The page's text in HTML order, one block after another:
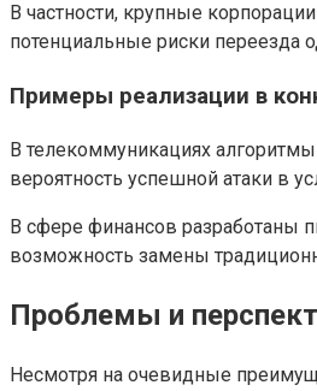
В частности, крупные
потенциальные риски переезда
Примеры реализации в
В телекоммуникациях
вероятность успешной атаки в
В сфере финансов разработаны
возможность замены
Проблемы и
Несмотря на очевидные